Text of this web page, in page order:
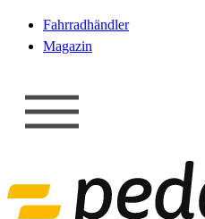
Fahrradhändler
Magazin